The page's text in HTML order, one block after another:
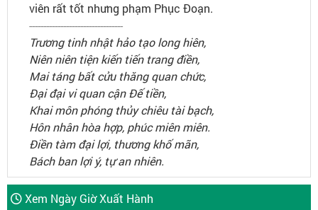
viên rất tốt nhưng phạm Phục Đoạn.
---------------------------------
Trương tinh nhật hảo tạo long hiên,
Niên niên tiện kiến tiến trang điền,
Mai táng bất cửu thăng quan chức,
Đại đại vi quan cận Đế tiền,
Khai môn phóng thủy chiêu tài bạch,
Hôn nhân hòa hợp, phúc miên miên.
Điền tàm đại lợi, thương khố mãn,
Bách ban lợi ý, tự an nhiên.
Xem Ngày Giờ Xuất Hành